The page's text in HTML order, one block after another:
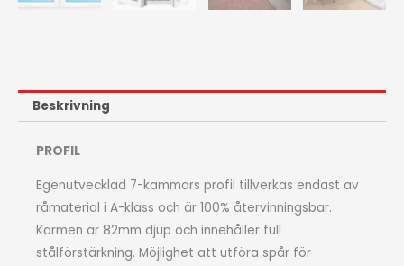
Beskrivning
PROFIL
Egenutvecklad 7-kammars profil tillverkas endast av
råmaterial i A-klass och är 100% återvinningsbar.
Karmen är 82mm djup och innehåller full
stålförstärkning. Möjlighet att utföra spår för